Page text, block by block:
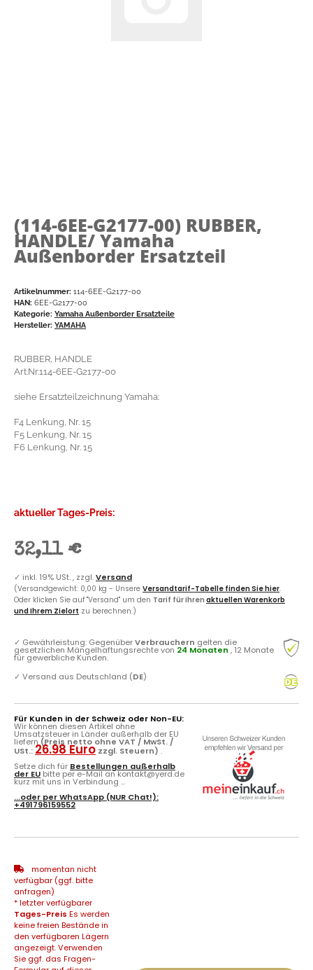
(114-6EE-G2177-00) RUBBER,
HANDLE/ Yamaha
Außenborder Ersatzteil
Artikelnummer: 114-6EE-G2177-00
HAN: 6EE-G2177-00
Kategorie: Yamaha Außenborder Ersatzteile
Hersteller: YAMAHA
RUBBER, HANDLE
Art.Nr.114-6EE-G2177-00
siehe Ersatzteilzeichnung Yamaha:
F4 Lenkung, Nr. 15
F5 Lenkung, Nr. 15
F6 Lenkung, Nr. 15
aktueller Tages-Preis:
32,11 €
✓ inkl. 19% USt. , zzgl.Versand
(Versandgewicht: 0,00 kg - Unsere Versandtarif-Tabelle finden Sie hier.
Oder klicken Sie auf "Versand" um den Tarif für Ihren aktuellen Warenkorb
und Ihrem Zielort zu berechnen.)
✓ Gewährleistung: GegenüberVerbrauchern gelten die
gesetzlichen Mängelhaftungsrechte von 24 Monaten , 12 Monate
für gewerbliche Kunden.
✓ Versand aus Deutschland (DE)
Für Kunden in der Schweiz oder Non-EU:
Wir können diesen Artikel ohne
Umsatzsteuer in Länder außerhalb der EU
liefern (Preis netto ohne VAT / MwSt. /
USt.: 26.98 Euro zzgl. Steuern) .
Setze dich für Bestellungen außerhalb
der EU bitte per e-Mail an kontakt@yerd.de
kurz mit uns in Verbindung ...
...oder perWhatsApp (NUR Chat!):
+491796159552
momentan nicht
verfügbar (ggf. bitte
anfragen)
* letzter verfügbarer
Tages-Preis Es werden
keine freien Bestände in
den verfügbaren Lägern
angezeigt. Verwenden
Sie ggf. das Fragen-